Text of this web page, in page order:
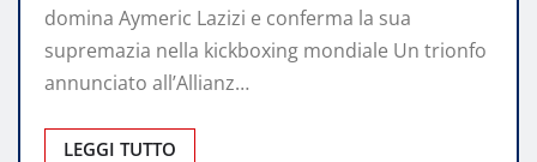
domina Aymeric Lazizi e conferma la sua
supremazia nella kickboxing mondiale Un trionfo
annunciato all’Allianz…
LEGGI TUTTO